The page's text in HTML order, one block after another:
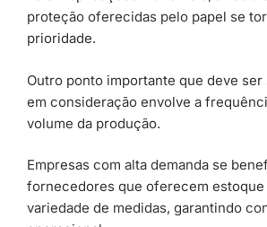
proteção oferecidas pelo papel se
prioridade.
Outro ponto importante que deve
em consideração envolve a
volume da produção.
Empresas com alta demanda se
fornecedores que oferecem estoque
variedade de medidas, garantindo